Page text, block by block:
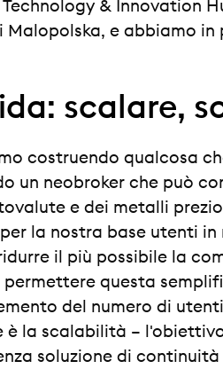
Technology & Innovation
Malopolska, e abbiamo
scalare,
costruendo qualcosa
un neobroker che può
e dei metalli
la nostra base utenti
il più possibile la
questa
del numero di
è la scalabilità –
soluzione di